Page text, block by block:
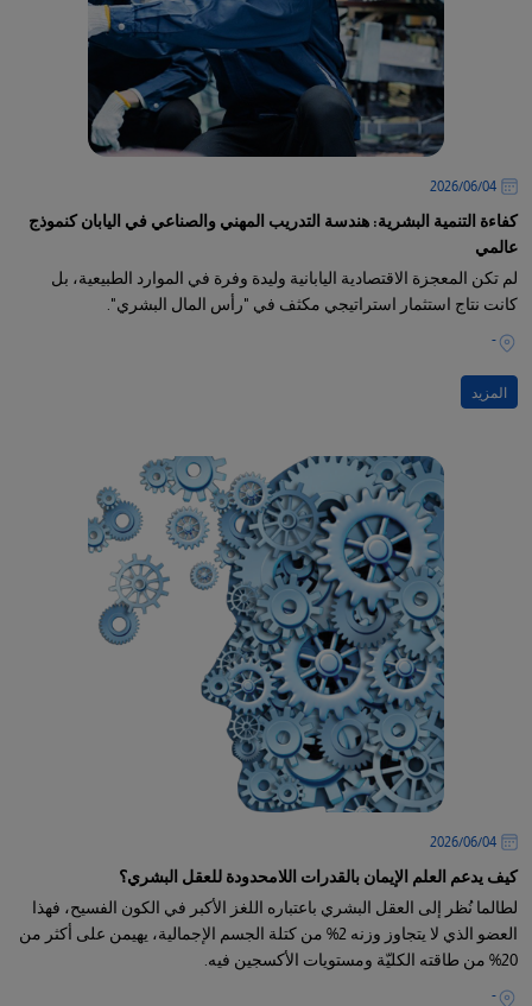
04‏/06‏/2026
كفاءة التنمية البشرية: هندسة التدريب المهني والصناعي في اليابان كنموذج
عالمي
لم تكن المعجزة الاقتصادية اليابانية وليدة وفرة في الموارد الطبيعية، بل
كانت نتاج استثمار استراتيجي مكثف في "رأس المال البشري".
-
المزيد
04‏/06‏/2026
كيف يدعم العلم الإيمان بالقدرات اللامحدودة للعقل البشري؟
لطالما نُظر إلى العقل البشري باعتباره اللغز الأكبر في الكون الفسيح، فهذا
العضو الذي لا يتجاوز وزنه 2% من كتلة الجسم الإجمالية، يهيمن على أكثر من
20% من طاقته الكليّة ومستويات الأكسجين فيه.
-